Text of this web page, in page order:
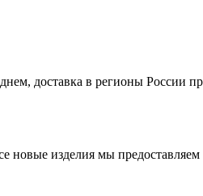
доставка в регионы России
новые изделия мы предоставляем